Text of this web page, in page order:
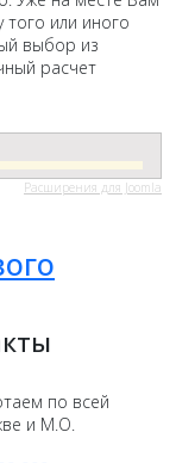
того или иного
выбор из
расчет
Расширения для Joomla
по всей
и М.О.